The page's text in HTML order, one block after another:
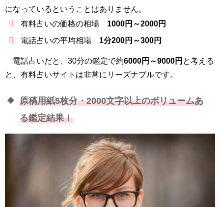
になっているということはありません。
有料占いの価格の相場 1000円～2000円
電話占いの平均相場 1分200円～300円
電話占いだと、30分の鑑定で約6000円～9000円 と考える
と、有料占いサイトは非常にリーズナブルです。
原稿用紙5枚分・2000文字以上のボリュームあ
る鑑定結果！